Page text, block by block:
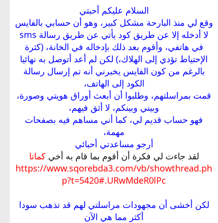
السلام عليكم أحبتي
وقع لي منذ البارحة مشكل كبير، وهو أن حسابي بالفايس
لا أدخله إلا عن طريق كود يأتي عن طريق رسالة sms
في هاتفي، وأقوم بعد ذلك بإدخاله في الخانة، (كثرة
الإحتياط تؤدي إلى الهلاك،) لكن لم أعد أتوصل به نهائيا
بالرغم من كون الفايس يخبرني أنه تم إرسال رسالة
الكود إلى الهاتف،
قمت بمراسلتهم، وطلبوا أن أبعث أوراق هويتي وصورة،
وبيني وبينكم، لا أثق فيهم،
فهو حساب قديم لي، كما أني مساهم فيه بصفحات
مهمة،
أرجو مساعدتي أحبائي
لقد جاءت لي فكرة أن أقوم بما قام به أخيكماتا
https://www.sqorebda3.com/vb/showthread.ph
p?t=5420#.URwMdeR0lPc
لكن أخشى أن مجهودات مراسلتي لهم قد تذهب سودا
أكثر مما هي الآن